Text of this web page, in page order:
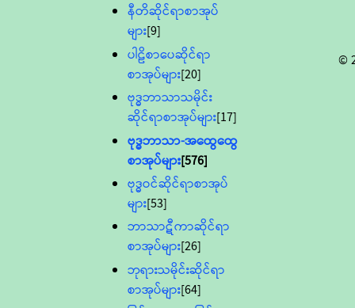
နီတိဆိုင်ရာစာအုပ်
များ[9]
ပါဠိစာပေဆိုင်ရာ
စာအုပ်များ[20]
ဗုဒ္ဓဘာသာသမိုင်း
ဆိုင်ရာစာအုပ်များ[17]
ဗုဒ္ဓဘာသာ-အထွေထွေ
စာအုပ်များ[576]
ဗုဒ္ဓဝင်ဆိုင်ရာစာအုပ်
များ[53]
ဘာသာဋီကာဆိုင်ရာ
စာအုပ်များ[26]
ဘုရားသမိုင်းဆိုင်ရာ
စာအုပ်များ[64]
©